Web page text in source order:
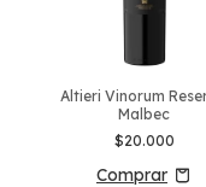
Altieri Vinorum
Malbec
$20.000